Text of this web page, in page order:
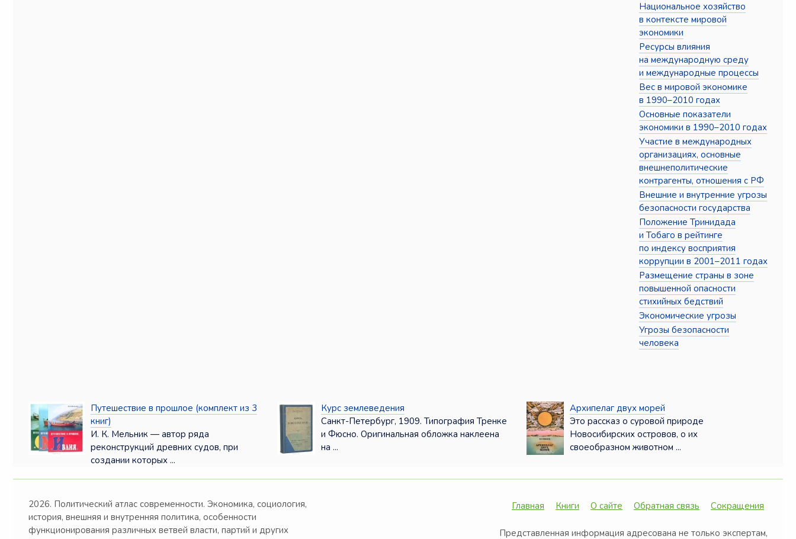
Национальное хозяйство
в контексте мировой
экономики
Ресурсы влияния
на международную среду
и международные процессы
Вес в мировой экономике
в 1990–2010 годах
Основные показатели
экономики в 1990–2010 годах
Участие в международных
организациях, основные
внешнеполитические
контрагенты, отношения с РФ
Внешние и внутренние угрозы
безопасности государства
Положение Тринидада
и Тобаго в рейтинге
по индексу восприятия
коррупции в 2001–2011 годах
Размещение страны в зоне
повышенной опасности
стихийных бедствий
Экономические угрозы
Угрозы безопасности
человека
Путешествие в прошлое (комплект из 3
книг)
И. К. Мельник — автор ряда
реконструкций древних судов, при
создании которых ...
Курс землеведения
Санкт-Петербург, 1909. Типография Тренке
и Фюсно. Оригинальная обложка наклеена
на ...
Архипелаг двух морей
Это рассказ о суровой природе
Новосибирских островов, о их
своеобразном животном ...
2026. Политический атлас современности. Экономика, социология,
история, внешняя и внутренняя политика, особенности
функционирования различных ветвей власти, партий и других
Главная Книги О сайте Обратная связь Сокращения
Представленная информация адресована не только экспертам,